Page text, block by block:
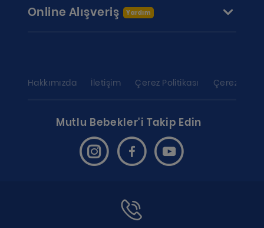
Online Alışveriş Yardım
Hakkımızda İletişim Çerez Politikası Çerez
Mutlu Bebekler'i Takip Edin